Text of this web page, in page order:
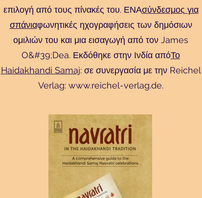
επιλογή από τους πίνακές του. ΕΝΑσύνδεσμος για
σπάνιαφωνητικές ηχογραφήσεις των δημόσιων
ομιλιών του και μια εισαγωγή από τον James
O&#39;Dea. Εκδόθηκε στην Ινδία απόΤο
Haidakhandi Samaj: σε συνεργασία με την Reichel
Verlag: www.reichel-verlag.de.